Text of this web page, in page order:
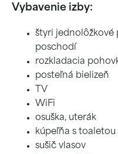
Vybavenie izby:
štyri jednolôžkové
poschodí
rozkladacia
posteľná bielizeň
TV
WiFi
osuška, uterák
kúpeľňa s
sušič vlasov